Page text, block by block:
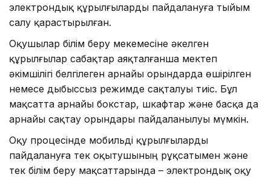
электрондық құрылғыларды пайдалануға тыйым
салу қарастырылған.
Оқушылар білім беру мекемесіне әкелген
құрылғылар сабақтар аяқталғанша мектеп
әкімшілігі белгілеген арнайы орындарда өшірілген
немесе дыбыссыз режимде сақталуы тиіс. Бұл
мақсатта арнайы бокстар, шкафтар және басқа да
арнайы сақтау орындары пайдаланылуы мүмкін.
Оқу процесінде мобильді құрылғыларды
пайдалануға тек оқытушының рұқсатымен және
тек білім беру мақсаттарында – электрондық оқу